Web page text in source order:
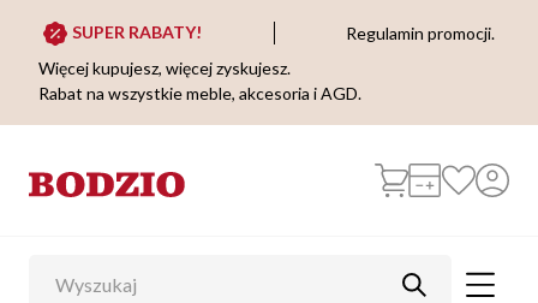
SUPER RABATY!
Regulamin promocji.
Więcej kupujesz, więcej zyskujesz.
Rabat na wszystkie meble, akcesoria i AGD.